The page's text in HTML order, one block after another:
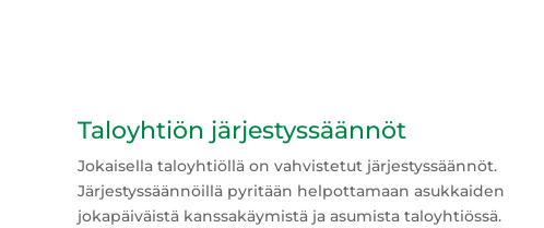
Taloyhtiön järjestyssäännöt
Jokaisella taloyhtiöllä on vahvistetut järjestyssäännöt.
Järjestyssäännöillä pyritään helpottamaan asukkaiden
jokapäiväistä kanssakäymistä ja asumista taloyhtiössä.